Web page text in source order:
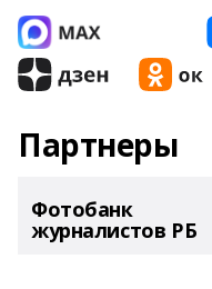
Партнеры
Фотобанк
журналистов РБ